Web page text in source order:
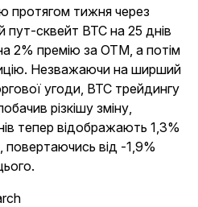
протягом тижня через
пут-сквейт BTC на 25 днів
2% премію за OTM, а потім
Незважаючи на ширший
угоди, BTC трейдингу
різкішу зміну,
тепер відображають 1,3%
повертаючись від -1,9%